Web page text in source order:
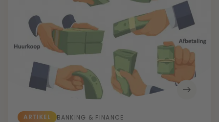
ARTIKEL BANKING & FINANCE